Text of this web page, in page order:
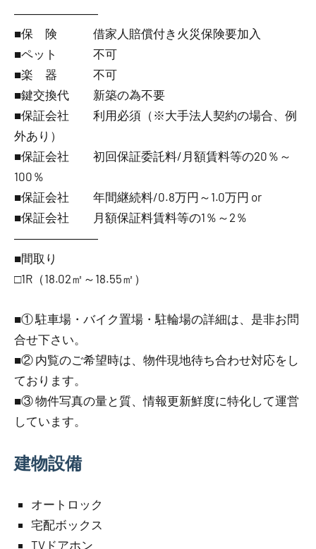
―――――――
■保 険 借家人賠償付き火災保険要加入
■ペット 不可
■楽 器 不可
■鍵交換代 新築の為不要
■保証会社 利用必須（※大手法人契約の場合、例
外あり）
■保証会社 初回保証委託料/月額賃料等の20％～
100％
■保証会社 年間継続料/0.8万円～1.0万円 or
■保証会社 月額保証料賃料等の1％～2％
―――――――
■間取り
□1R（18.02㎡～18.55㎡）
■① 駐車場・バイク置場・駐輪場の詳細は、是非お問
合せ下さい。
■② 内覧のご希望時は、物件現地待ち合わせ対応をし
ております。
■③ 物件写真の量と質、情報更新鮮度に特化して運営
しています。
建物設備
オートロック
宅配ボックス
TVドアホン